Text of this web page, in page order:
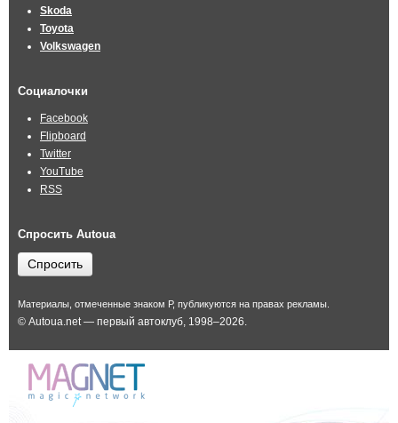
Skoda
Toyota
Volkswagen
Социалочки
Facebook
Flipboard
Twitter
YouTube
RSS
Спросить Autoua
Спросить
Материалы, отмеченные знаком Р, публикуются на правах рекламы.
© Autoua.net — первый автоклуб, 1998–2026.